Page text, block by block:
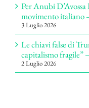
Per Anubi
movimento italiano
3 Luglio 2026
Le chiavi false di
capitalismo fragile”
2 Luglio 2026